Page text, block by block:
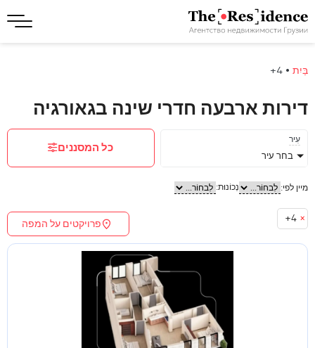
בַּיִת •
4+
דירות ארבעה חדרי שינה בגאורגיה
עִיר
בחר עיר
כל המסננים
מיין לפי: נְכוֹנוּת:
4+ × פרויקטים על המפה